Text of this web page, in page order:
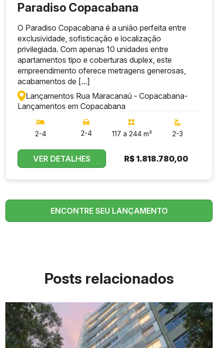
Paradiso Copacabana
O Paradiso Copacabana é a união perfeita entre
exclusividade, sofisticação e localização
privilegiada. Com apenas 10 unidades entre
apartamentos tipo e coberturas duplex, este
empreendimento oferece metragens generosas,
acabamentos de [...]
Lançamentos Rua Maracanaú - Copacabana-
Lançamentos em Copacabana
2-4 2-4 117 a 244 m² 2-3
VER DETALHES R$ 1.818.780,00
ENCONTRE SEU LANÇAMENTO
Posts relacionados